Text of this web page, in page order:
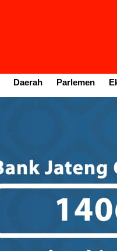
Daerah Parlemen